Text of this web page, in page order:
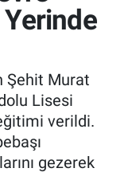
Yerinde
Şehit Murat
Lisesi
verildi.
gezerek